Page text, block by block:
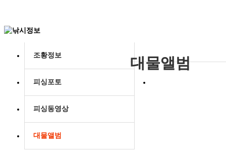
조황정보
피싱포토
피싱동영상
대물앨범
대물앨범